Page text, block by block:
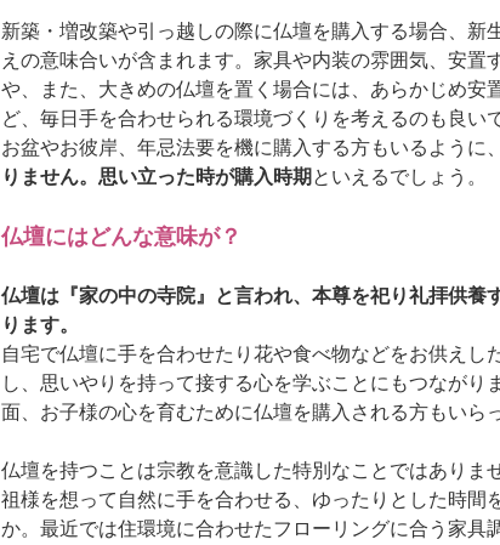
新築・増改築や引っ越しの際に仏壇を購入する場合、新
えの意味合いが含まれます。家具や内装の雰囲気、安置
や、また、大きめの仏壇を置く場合には、あらかじめ安
ど、毎日手を合わせられる環境づくりを考えるのも良い
お盆やお彼岸、年忌法要を機に購入する方もいるように、
りません。思い立った時が購入時期 といえるでしょう。
仏壇にはどんな意味が？
仏壇は『家の中の寺院』と言われ、本尊を祀り礼拝供
ります。
自宅で仏壇に手を合わせたり花や食べ物などをお供えし
し、思いやりを持って接する心を学ぶことにもつながり
面、お子様の心を育むために仏壇を購入される方もいら
仏壇を持つことは宗教を意識した特別なことではありま
祖様を想って自然に手を合わせる、ゆったりとした時間
か。最近では住環境に合わせたフローリングに合う家具